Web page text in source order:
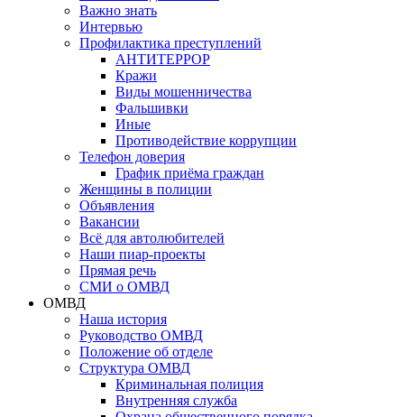
Важно знать
Интервью
Профилактика преступлений
АНТИТЕРРОР
Кражи
Виды мошенничества
Фальшивки
Иные
Противодействие коррупции
Телефон доверия
График приёма граждан
Женщины в полиции
Объявления
Вакансии
Всё для автолюбителей
Наши пиар-проекты
Прямая речь
СМИ о ОМВД
ОМВД
Наша история
Руководство ОМВД
Положение об отделе
Структура ОМВД
Криминальная полиция
Внутренняя служба